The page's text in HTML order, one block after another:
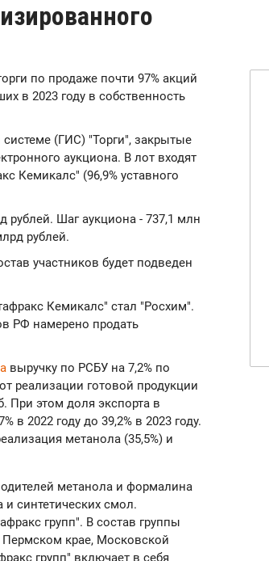
по продаже почти 97% акций
в 2023 году в собственность
(ГИС) "Торги", закрытые
аукциона. В лот входят
Кемикалс" (96,9% уставного
рублей. Шаг аукциона - 737,1 млн
рублей.
участников будет подведен
Кемикалс" стал "Росхим".
РФ намерено продать
выручку по РСБУ на 7,2% по
реализации готовой продукции
При этом доля экспорта в
в 2022 году до 39,2% в 2023 году.
метанола (35,5%) и
метанола и формалина
синтетических смол.
групп". В состав группы
крае, Московской
групп" включает в себя